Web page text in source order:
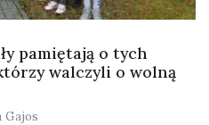
pamiętają o tych
walczyli o wolną
Gajos